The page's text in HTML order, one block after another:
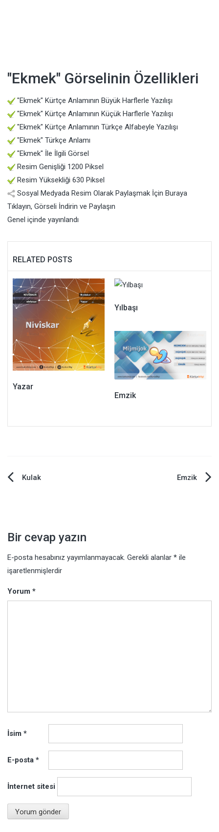
"Ekmek" Görselinin Özellikleri
"Ekmek" Kürtçe Anlamının Büyük Harflerle Yazılışı
"Ekmek" Kürtçe Anlamının Küçük Harflerle Yazılışı
"Ekmek" Kürtçe Anlamının Türkçe Alfabeyle Yazılışı
"Ekmek" Türkçe Anlamı
"Ekmek" İle İlgili Görsel
Resim Genişliği 1200 Piksel
Resim Yüksekliği 630 Piksel
Sosyal Medyada Resim Olarak Paylaşmak İçin Buraya
Tıklayın, Görseli İndirin ve Paylaşın
Genel içinde yayınlandı
RELATED POSTS
Yazar
Yılbaşı
Emzik
Yazı
Kulak Emzik
Bir cevap yazın
E-posta hesabınız yayımlanmayacak. Gerekli alanlar * ile
işaretlenmişlerdir
Yorum *
İsim *
E-posta *
İnternet sitesi